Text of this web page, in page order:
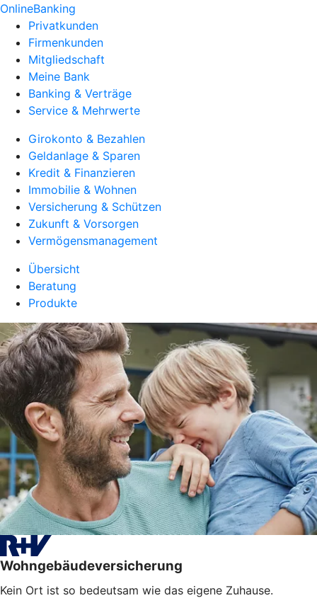
OnlineBanking
Privatkunden
Firmenkunden
Mitgliedschaft
Meine Bank
Banking & Verträge
Service & Mehrwerte
Girokonto & Bezahlen
Geldanlage & Sparen
Kredit & Finanzieren
Immobilie & Wohnen
Versicherung & Schützen
Zukunft & Vorsorgen
Vermögensmanagement
Übersicht
Beratung
Produkte
Wohngebäudeversicherung
Kein Ort ist so bedeutsam wie das eigene Zuhause.